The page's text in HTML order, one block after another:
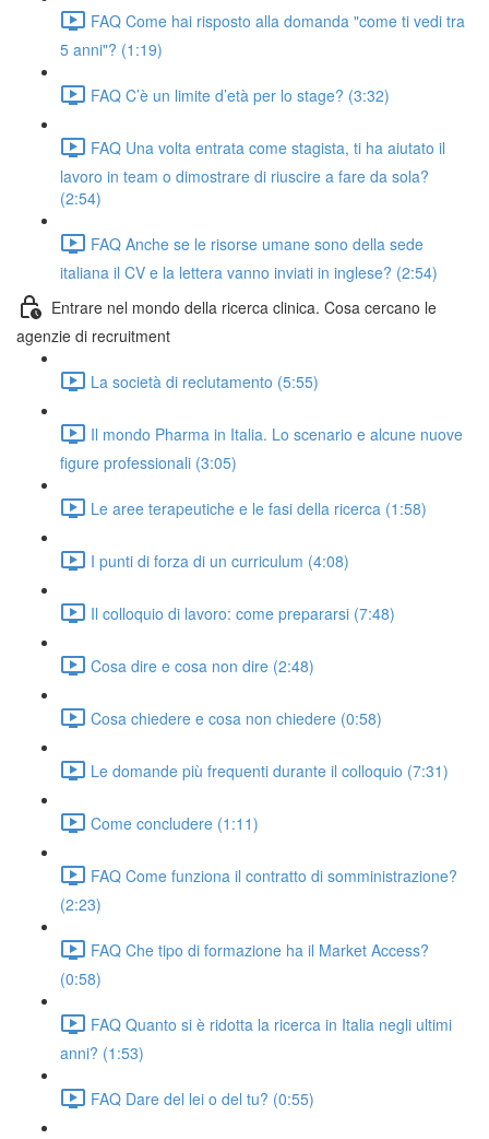
FAQ Come hai risposto alla domanda "come ti vedi tra
5 anni"? (1:19)
FAQ C’è un limite d’età per lo stage? (3:32)
FAQ Una volta entrata come stagista, ti ha aiutato il
lavoro in team o dimostrare di riuscire a fare da sola?
(2:54)
FAQ Anche se le risorse umane sono della sede
italiana il CV e la lettera vanno inviati in inglese? (2:54)
Entrare nel mondo della ricerca clinica. Cosa cercano le
agenzie di recruitment
La società di reclutamento (5:55)
Il mondo Pharma in Italia. Lo scenario e alcune nuove
figure professionali (3:05)
Le aree terapeutiche e le fasi della ricerca (1:58)
I punti di forza di un curriculum (4:08)
Il colloquio di lavoro: come prepararsi (7:48)
Cosa dire e cosa non dire (2:48)
Cosa chiedere e cosa non chiedere (0:58)
Le domande più frequenti durante il colloquio (7:31)
Come concludere (1:11)
FAQ Come funziona il contratto di somministrazione?
(2:23)
FAQ Che tipo di formazione ha il Market Access?
(0:58)
FAQ Quanto si è ridotta la ricerca in Italia negli ultimi
anni? (1:53)
FAQ Dare del lei o del tu? (0:55)